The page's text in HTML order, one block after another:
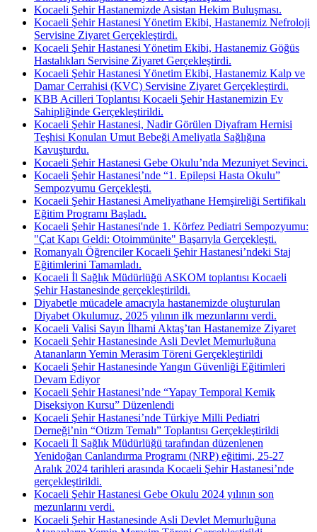
Kocaeli Şehir Hastanemizde Asistan Hekim Buluşması.
Kocaeli Şehir Hastanesi Yönetim Ekibi, Hastanemiz Nefroloji
Servisine Ziyaret Gerçekleştirdi.
Kocaeli Şehir Hastanesi Yönetim Ekibi, Hastanemiz Göğüs
Hastalıkları Servisine Ziyaret Gerçekleştirdi.
Kocaeli Şehir Hastanesi Yönetim Ekibi, Hastanemiz Kalp ve
Damar Cerrahisi (KVC) Servisine Ziyaret Gerçekleştirdi.
KBB Acilleri Toplantısı Kocaeli Şehir Hastanemizin Ev
Sahipliğinde Gerçekleştirildi.
Kocaeli Şehir Hastanesi, Nadir Görülen Diyafram Hernisi
Teşhisi Konulan Umut Bebeği Ameliyatla Sağlığına
Kavuşturdu.
Kocaeli Şehir Hastanesi Gebe Okulu’nda Mezuniyet Sevinci.
Kocaeli Şehir Hastanesi’nde “1. Epilepsi Hasta Okulu”
Sempozyumu Gerçekleşti.
Kocaeli Şehir Hastanesi Ameliyathane Hemşireliği Sertifikalı
Eğitim Programı Başladı.
Kocaeli Şehir Hastanesi'nde 1. Körfez Pediatri Sempozyumu:
"Çat Kapı Geldi: Otoimmünite" Başarıyla Gerçekleşti.
Romanyalı Öğrenciler Kocaeli Şehir Hastanesi’ndeki Staj
Eğitimlerini Tamamladı.
Kocaeli İl Sağlık Müdürlüğü ASKOM toplantısı Kocaeli
Şehir Hastanesinde gerçekleştirildi.
Diyabetle mücadele amacıyla hastanemizde oluşturulan
Diyabet Okulumuz, 2025 yılının ilk mezunlarını verdi.
Kocaeli Valisi Sayın İlhami Aktaş’tan Hastanemize Ziyaret
Kocaeli Şehir Hastanesinde Asli Devlet Memurluğuna
Atananların Yemin Merasim Töreni Gerçekleştirildi
Kocaeli Şehir Hastanesinde Yangın Güvenliği Eğitimleri
Devam Ediyor
Kocaeli Şehir Hastanesi’nde “Yapay Temporal Kemik
Diseksiyon Kursu” Düzenlendi
Kocaeli Şehir Hastanesi’nde Türkiye Milli Pediatri
Derneği’nin “Otizm Temalı” Toplantısı Gerçekleştirildi
Kocaeli İl Sağlık Müdürlüğü tarafından düzenlenen
Yenidoğan Canlandırma Programı (NRP) eğitimi, 25-27
Aralık 2024 tarihleri arasında Kocaeli Şehir Hastanesi’nde
gerçekleştirildi.
Kocaeli Şehir Hastanesi Gebe Okulu 2024 yılının son
mezunlarını verdi.
Kocaeli Şehir Hastanesinde Asli Devlet Memurluğuna